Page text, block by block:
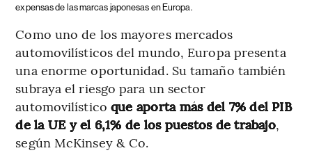
expensas de las marcas japonesas en Europa.
Como uno de los mayores mercados
automovilísticos del mundo, Europa presenta
una enorme oportunidad. Su tamaño también
subraya el riesgo para un sector
automovilístico que aporta más del 7% del PIB
de la UE y el 6,1% de los puestos de trabajo,
según McKinsey & Co.